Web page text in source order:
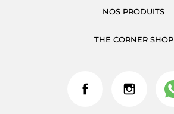
NOS PRODUITS
THE CORNER SHOP